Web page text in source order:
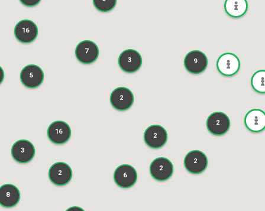
16
6
7
16
9
2
2
8
2
2
2
2
3
5
3
16
6
7
16
9
2
2
8
2
2
2
2
3
5
3